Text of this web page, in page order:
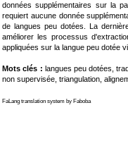
données supplémentaires sur la
requiert aucune donnée
de langues peu dotées. La
améliorer les processus
appliquées sur la langue peu dotée
Mots clés : langues peu dotées,
non supervisée, triangulation,
FaLang translation system by Faboba